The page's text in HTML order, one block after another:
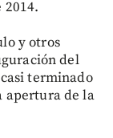
y otros
del
terminado
apertura de la